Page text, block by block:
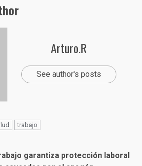
Arturo.R
See author's posts
trabajo
garantiza protección laboral